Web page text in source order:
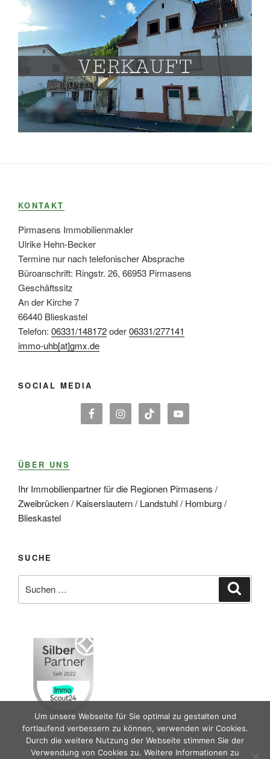
KONTAKT
Pirmasens Immobilienmakler
Ulrike Hehn-Becker
Termine nur nach telefonischer Absprache
Büroanschrift: Ringstr. 26, 66953 Pirmasens
Geschäftssitz
An der Kirche 7
66440 Blieskastel
Telefon: 06331/148172oder06331/277141
immo-uhb[at]gmx.de
SOCIAL MEDIA
ÜBER UNS
Ihr Immobilienpartner für die Regionen Pirmasens /
Zweibrücken / Kaiserslautern / Landstuhl / Homburg /
Blieskastel
SUCHE
nach:
Um unsere Webseite für Sie optimal zu gestalten und
fortlaufend verbessern zu können, verwenden wir Cookies.
Durch die weitere Nutzung der Webseite stimmen Sie der
Verwendung von Cookies zu. Weitere Informationen zu